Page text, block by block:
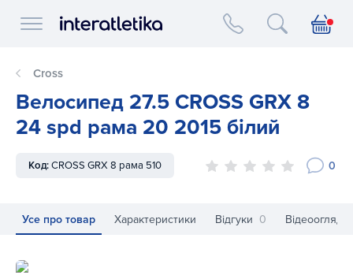
Interatletika logo
Cross
Велосипед 27.5 CROSS GRX 8
24 spd рама 20 2015 білий
Код:CROSS GRX 8 рама 510 0
Усе про товар Характеристики Відгуки 0 Відеоогляд
Велосипед 27.5 CROSS GRX 8 24 spd рама 20 2015 білий